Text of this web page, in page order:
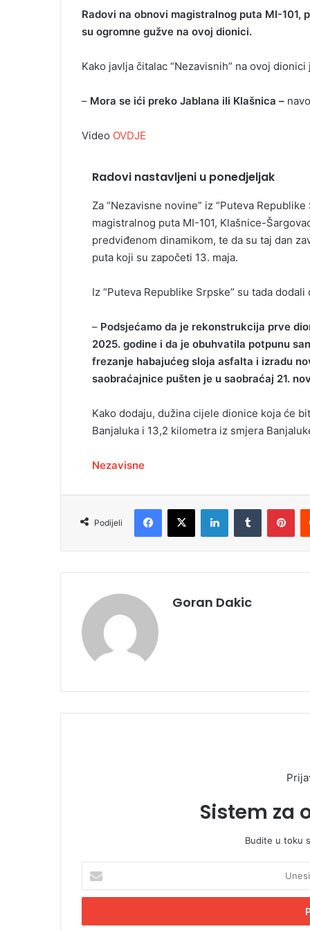
Radovi na obnovi magistralnog puta MI-
su ogromne gužve na ovoj dionici.
Kako javlja čitalac “Nezavisnih” na ovoj
– Mora se ići preko Jablana ili Klašnica –
Video OVDJE
Radovi nastavljeni u ponedjeljak
Za “Nezavisne novine” iz “Puteva
magistralnog puta MI-101, Klašnice-
predviđenom dinamikom, te da su taj dan
puta koji su započeti 13. maja.
Iz “Puteva Republike Srpske” su tada dodali
– Podsjećamo da je rekonstrukcija prve
2025. godine i da je obuhvatila potpunu
frezanje habajućeg sloja asfalta i izradu
saobraćajnice pušten je u saobraćaj 21.
Kako dodaju, dužina cijele dionice koja će
Banjaluka i 13,2 kilometra iz smjera
Nezavisne
Podijeli
Goran Dakic
Sistem za
Budite u toku
e
i